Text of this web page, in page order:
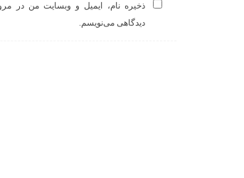
ذخیره نام، ایمیل و وبسایت من در
دیدگاهی می‌نویسم.